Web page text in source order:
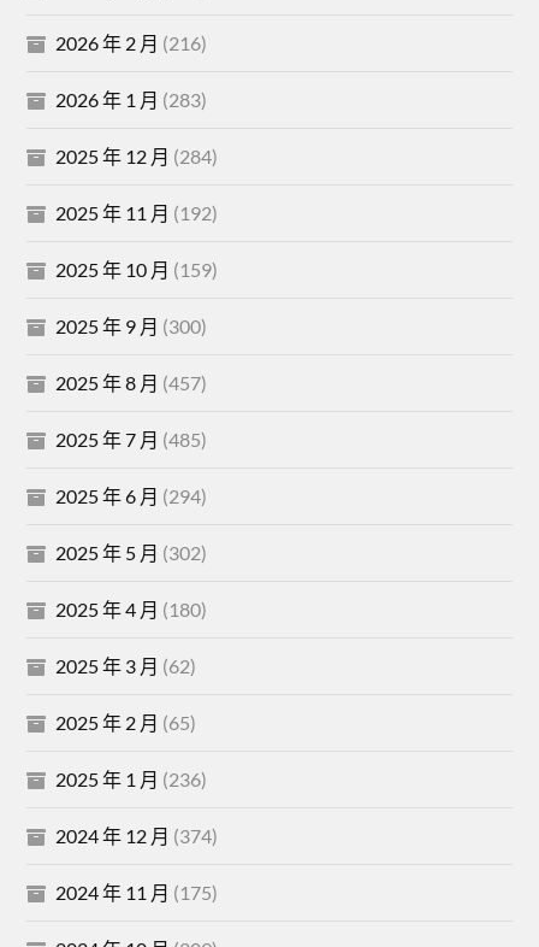
2026 年 2 月 (216)
2026 年 1 月 (283)
2025 年 12 月 (284)
2025 年 11 月 (192)
2025 年 10 月 (159)
2025 年 9 月 (300)
2025 年 8 月 (457)
2025 年 7 月 (485)
2025 年 6 月 (294)
2025 年 5 月 (302)
2025 年 4 月 (180)
2025 年 3 月 (62)
2025 年 2 月 (65)
2025 年 1 月 (236)
2024 年 12 月 (374)
2024 年 11 月 (175)